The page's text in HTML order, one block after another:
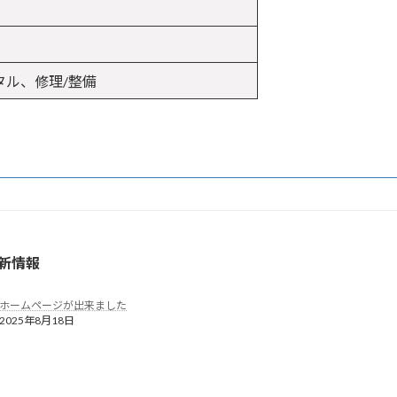
ル、修理/整備
情報
ホームページが出来ました
2025年8月18日